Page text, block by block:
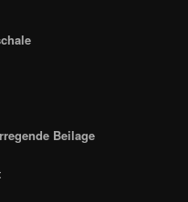
Beilage